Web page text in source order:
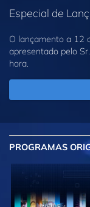
Especial de
O lançamento a 12
apresentado pelo
hora.
PROGRAMAS